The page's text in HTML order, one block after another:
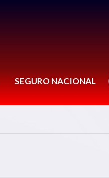
SEGURO NACIONAL